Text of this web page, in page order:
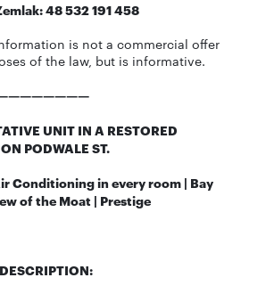
48 532 191 458
is not a commercial offer
of the law, but is informative.
UNIT IN A RESTORED
PODWALE ST.
Conditioning in every room | Bay
of the Moat | Prestige